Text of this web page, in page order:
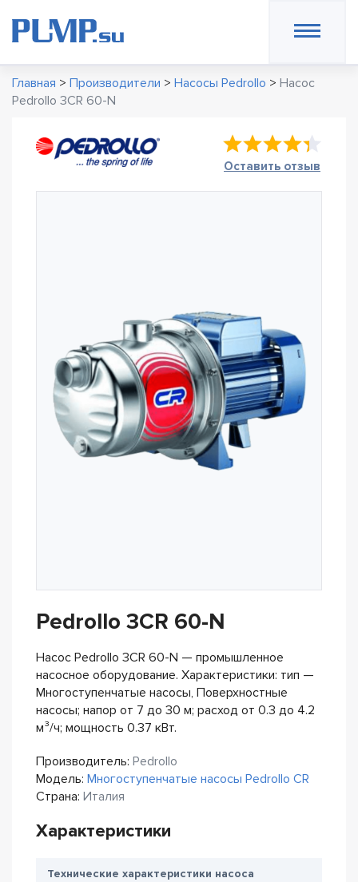
Главная > Производители > Насосы Pedrollo > Насос
Pedrollo 3CR 60-N
Оставить отзыв
Pedrollo 3CR 60-N
Насос Pedrollo 3CR 60-N — промышленное
насосное оборудование. Характеристики: тип —
Многоступенчатые насосы, Поверхностные
насосы; напор от 7 до 30 м; расход от 0.3 до 4.2
м³/ч; мощность 0.37 кВт.
Производитель: Pedrollo
Модель: Многоступенчатые насосы Pedrollo CR
Страна: Италия
Характеристики
Технические характеристики насоса